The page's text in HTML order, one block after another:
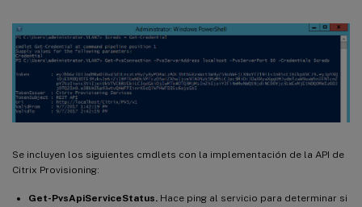
Se incluyen los siguientes cmdlets con la implementación de la API de
Citrix Provisioning:
Get-PvsApiServiceStatus. Hace ping al servicio para determinar si